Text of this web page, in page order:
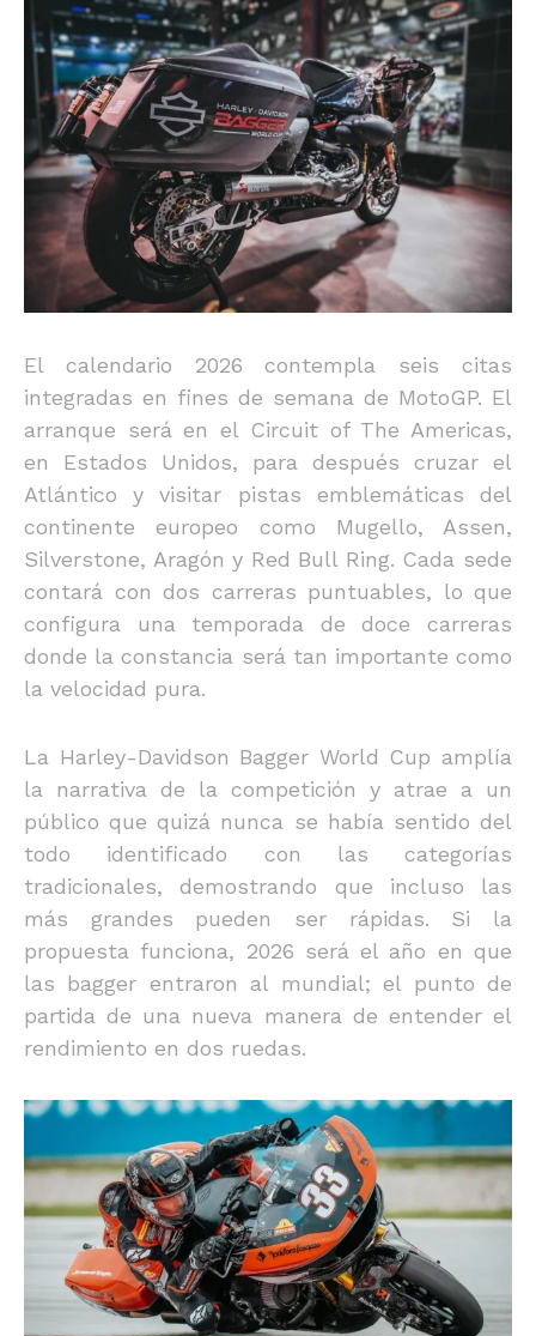
El calendario 2026 contempla seis citas
integradas en fines de semana de MotoGP. El
arranque será en el Circuit of The Americas,
en Estados Unidos, para después cruzar el
Atlántico y visitar pistas emblemáticas del
continente europeo como Mugello, Assen,
Silverstone, Aragón y Red Bull Ring. Cada sede
contará con dos carreras puntuables, lo que
configura una temporada de doce carreras
donde la constancia será tan importante como
la velocidad pura.
La Harley-Davidson Bagger World Cup amplía
la narrativa de la competición y atrae a un
público que quizá nunca se había sentido del
todo identificado con las categorías
tradicionales, demostrando que incluso las
más grandes pueden ser rápidas. Si la
propuesta funciona, 2026 será el año en que
las bagger entraron al mundial; el punto de
partida de una nueva manera de entender el
rendimiento en dos ruedas.